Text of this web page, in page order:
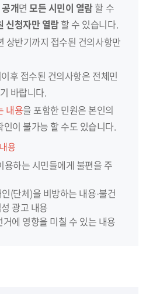
공개면모든 시민이 열람할 수
신청자만 열람할 수 있습니다.
상반기까지 접수된 건의사항만
후 접수된 건의사항은 전체민
바랍니다.
내용을 포함한 민원은 본인의
이 불가능 할 수도 있습니다.
용
용하는 시민들에게 불편을 주
(단체)을 비방하는 내용·불건
광고 내용
에 영향을 미칠 수 있는 내용